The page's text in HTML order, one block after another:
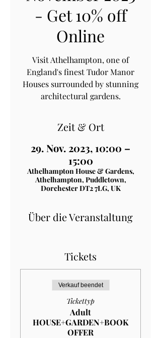
- Get 10% off
Online
Visit Athelhampton, one of
England's finest Tudor Manor
Houses surrounded by stunning
architectural gardens.
Zeit & Ort
29. Nov. 2023, 10:00 –
15:00
Athelhampton House & Gardens,
Athelhampton, Puddletown,
Dorchester DT2 7LG, UK
Über die Veranstaltung
Tickets
Verkauf beendet
Tickettyp
Adult
HOUSE+GARDEN+BOOK
OFFER